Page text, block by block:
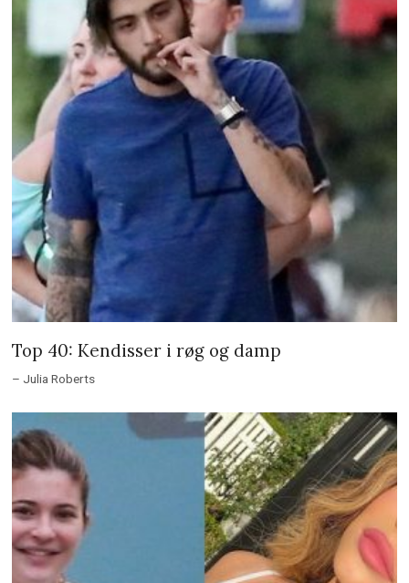
Top 40: Kendisser i røg og damp
– Julia Roberts